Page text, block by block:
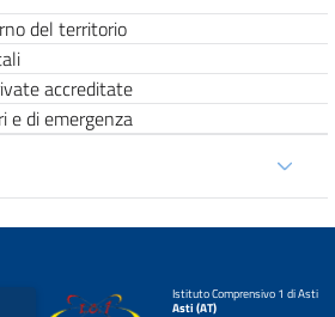
del territorio
accreditate
e di emergenza
Istituto Comprensivo 1 di Asti
Asti (AT)